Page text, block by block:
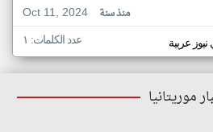
Oct 11, 2024
منذ سنة
عربية عدد الكلمات: ١
موريتانيا